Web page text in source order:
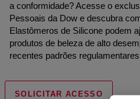
a conformidade? Acesse o
Pessoais da Dow e descubra
Elastômeros de Silicone podem
produtos de beleza de alto
recentes padrões
SOLICITAR ACESSO